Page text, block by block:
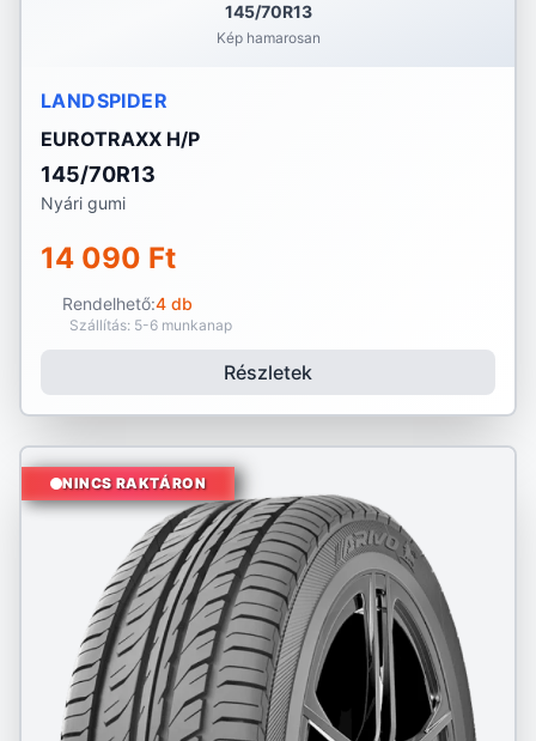
145/70R13
Kép hamarosan
LANDSPIDER
EUROTRAXX H/P
145/70R13
Nyári gumi
14 090 Ft
Rendelhető:4 db
Szállítás: 5-6 munkanap
Részletek
NINCS RAKTÁRON